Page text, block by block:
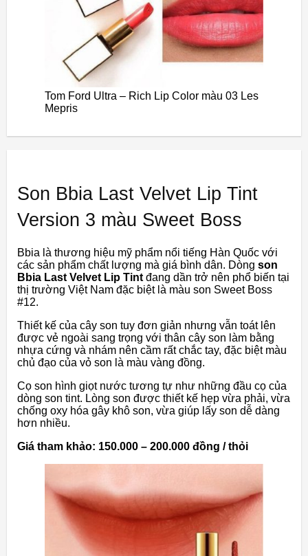
Tom Ford Ultra – Rich Lip Color màu 03 Les
Mepris
Son Bbia Last Velvet Lip Tint
Version 3 màu Sweet Boss
Bbia là thương hiệu mỹ phẩm nổi tiếng Hàn Quốc với
các sản phẩm chất lượng mà giá bình dân. Dòng son
Bbia Last Velvet Lip Tint đang dần trở nên phổ biến tại
thị trường Việt Nam đặc biệt là màu son Sweet Boss
#12.
Thiết kế của cây son tuy đơn giản nhưng vẫn toát lên
được vẻ ngoài sang trọng với thân cây son làm bằng
nhựa cứng và nhám nên cầm rất chắc tay, đặc biệt màu
chủ đạo của vỏ son là màu vàng đồng.
Cọ son hình giọt nước tương tự như những đầu cọ của
dòng son tint. Lòng son được thiết kế hẹp vừa phải, vừa
chống oxy hóa gây khô son, vừa giúp lấy son dễ dàng
hơn nhiều.
Giá tham khảo: 150.000 – 200.000 đồng / thỏi